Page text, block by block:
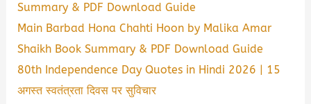
Summary & PDF Download Guide
Main Barbad Hona Chahti Hoon by Malika Amar
Shaikh Book Summary & PDF Download Guide
80th Independence Day Quotes in Hindi 2026 | 15
अगस्त स्वतंत्रता दिवस पर सुविचार